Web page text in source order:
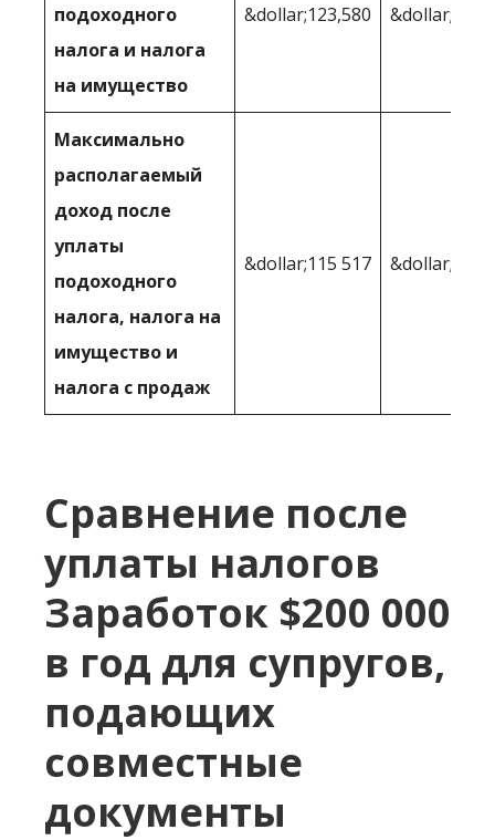
подоходного
налога и налога
на имущество
&dollar;123,580 &dollar;125
Максимально
располагаемый
доход после
уплаты
подоходного
налога, налога на
имущество и
налога с продаж
&dollar;115 517 &dollar;125
Сравнение после
уплаты налогов
Заработок $200 000
в год для супругов,
подающих
совместные
документы